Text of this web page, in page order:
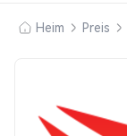
Heim Preis